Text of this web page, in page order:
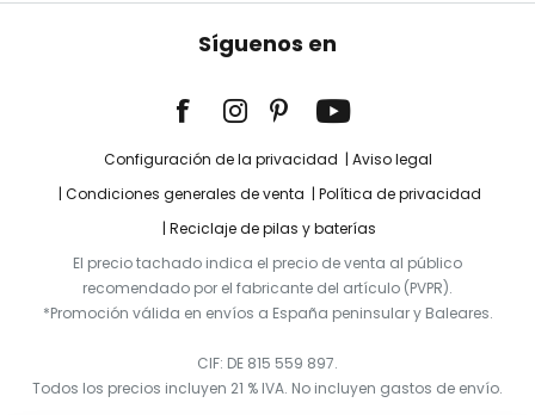
Síguenos en
Configuración de la privacidad
Aviso legal
Condiciones generales de venta
Política de privacidad
Reciclaje de pilas y baterías
El precio tachado indica el precio de venta al público
recomendado por el fabricante del artículo (PVPR).
*Promoción válida en envíos a España peninsular y Baleares.
CIF: DE 815 559 897.
Todos los precios incluyen 21 % IVA. No incluyen gastos de envío.